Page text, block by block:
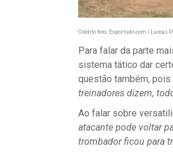
Crédito foto: Esportudo.com | Luccas
Para falar da parte
sistema tático dar
questão também, pois
treinadores dizem,
Ao falar sobre
atacante pode voltar
trombador ficou para